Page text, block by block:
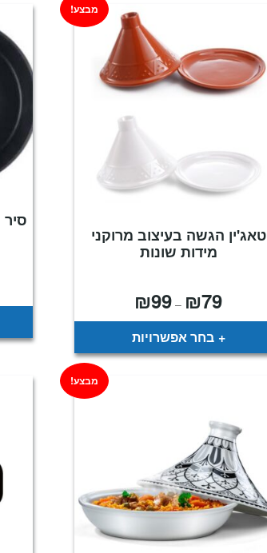
טאג'ין הגשה בעיצוב מרוקני
מידות שונות
מבצע!
₪79
–
₪99
⁦₪79⁩
⁦₪99⁩
בחר אפשרויות
מבצע!